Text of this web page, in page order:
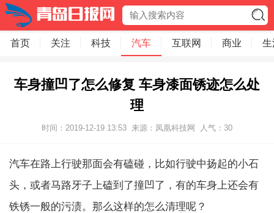
首页 关注 科技 汽车 互联网 商业 生
车身撞凹了怎么修复 车身漆面锈迹怎么处
理
时间：2019-12-19 13:53 来源：凤凰科技网 人气： 30
汽车在路上行驶那面会有磕碰，比如行驶中扬起的小石
头，或者马路牙子上磕到了撞凹了，有的车身上还会有
铁锈一般的污渍。那么这样的怎么清理呢？